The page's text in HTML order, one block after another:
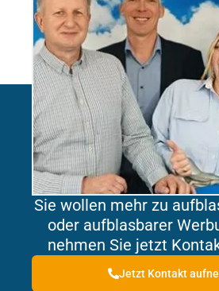
Sie wollen mehr zu
oder aufblasbarer
nehmen Sie jetzt
Jetzt Kontakt